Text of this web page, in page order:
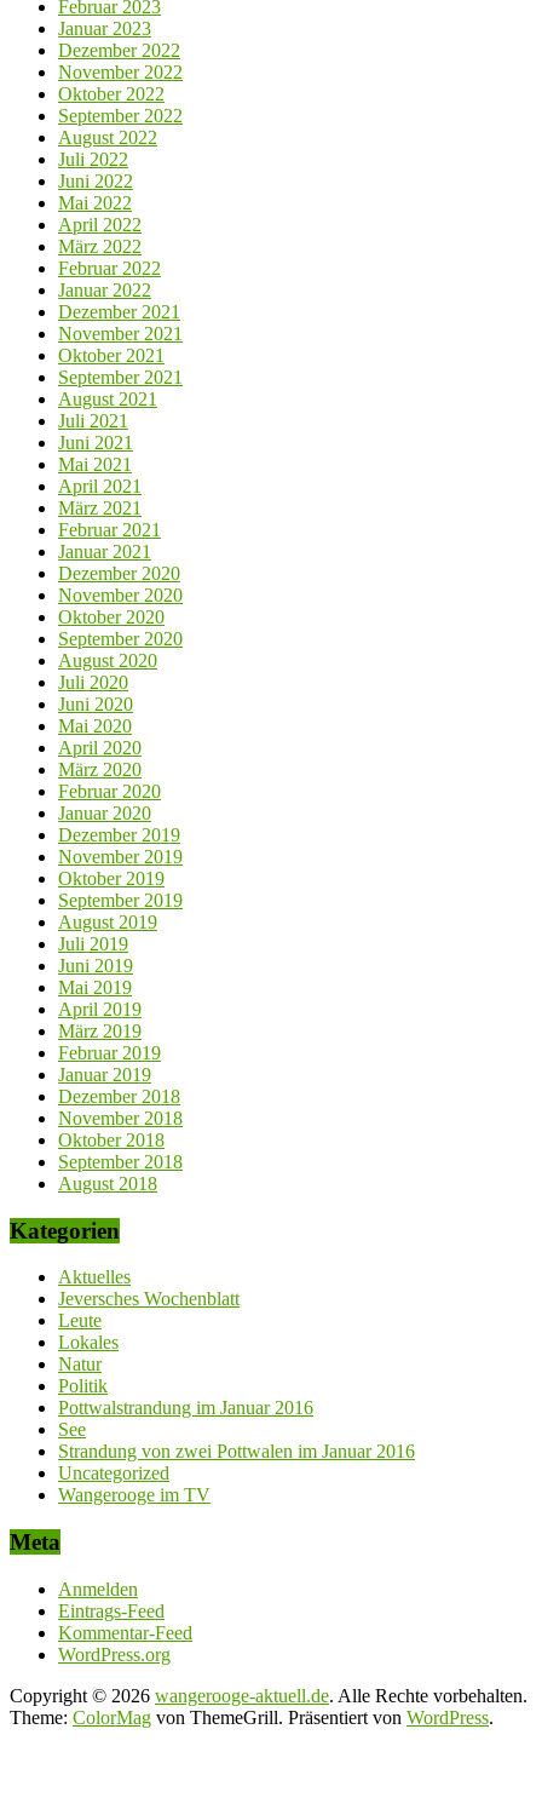
Februar 2023
Januar 2023
Dezember 2022
November 2022
Oktober 2022
September 2022
August 2022
Juli 2022
Juni 2022
Mai 2022
April 2022
März 2022
Februar 2022
Januar 2022
Dezember 2021
November 2021
Oktober 2021
September 2021
August 2021
Juli 2021
Juni 2021
Mai 2021
April 2021
März 2021
Februar 2021
Januar 2021
Dezember 2020
November 2020
Oktober 2020
September 2020
August 2020
Juli 2020
Juni 2020
Mai 2020
April 2020
März 2020
Februar 2020
Januar 2020
Dezember 2019
November 2019
Oktober 2019
September 2019
August 2019
Juli 2019
Juni 2019
Mai 2019
April 2019
März 2019
Februar 2019
Januar 2019
Dezember 2018
November 2018
Oktober 2018
September 2018
August 2018
Kategorien
Aktuelles
Jeversches Wochenblatt
Leute
Lokales
Natur
Politik
Pottwalstrandung im Januar 2016
See
Strandung von zwei Pottwalen im Januar 2016
Uncategorized
Wangerooge im TV
Meta
Anmelden
Eintrags-Feed
Kommentar-Feed
WordPress.org
Copyright © 2026 wangerooge-aktuell.de. Alle Rechte vorbehalten.
Theme: ColorMag von ThemeGrill. Präsentiert von WordPress.